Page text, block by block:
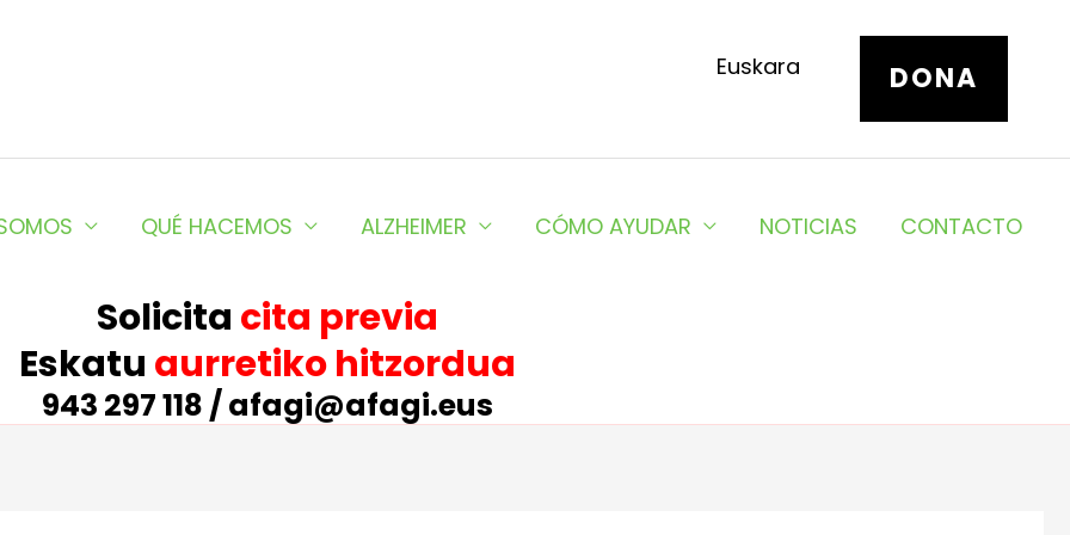
Euskara DONA
QUÉ HACEMOS ALZHEIMER CÓMO AYUDAR NOTICIAS CONTACTO
Solicita cita previa
Eskatu aurretiko hitzordua
943 297 118 / afagi@afagi.eus